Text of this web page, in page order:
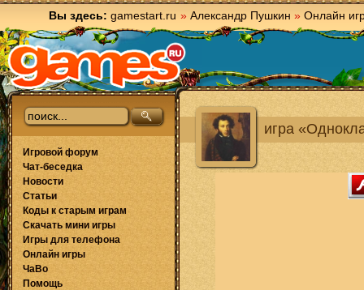
Вы здесь: gamestart.ru » Александр Пушкин » Онлайн
игра
Игровой форум
Чат-беседка
Новости
Статьи
Коды к старым играм
Скачать мини игры
Игры для телефона
Онлайн игры
ЧаВо
Помощь